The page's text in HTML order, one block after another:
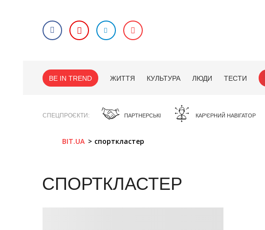
BE IN TREND ЖИТТЯ КУЛЬТУРА ЛЮДИ ТЕСТИ
СПЕЦПРОЄКТИ ПАРТНЕРСЬКІ КАР'ЄРНИЙ НАВІГАТОР
BIT.UA спорткластер
СПОРТКЛАСТЕР